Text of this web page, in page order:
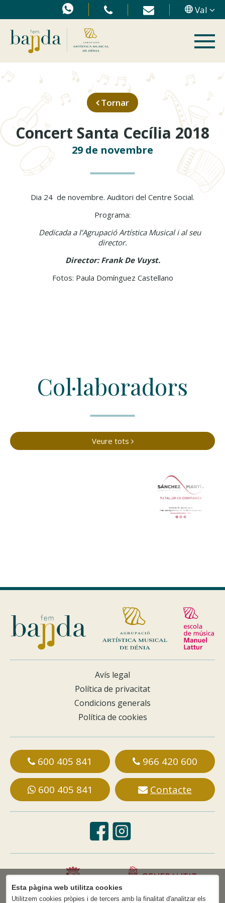
Val
Tornar
Concert Santa Cecília 2018
29 de novembre
Dia 24 de novembre. Auditori del Centre Social.
Programa:
Dedicada a l’Agrupació Artística Musical i al seu
director.
Director: Frank De Vuyst.
Fotos: Paula Domínguez Castellano
Col·laboradors
Veure tots
Avís legal
Política de privacitat
Condicions generals
Política de cookies
600 405 841 966 420 600
600 405 841 Contacte
Esta pàgina web utilitza cookies
Utilitzem cookies pròpies i de tercers amb la finalitat d'analitzar els